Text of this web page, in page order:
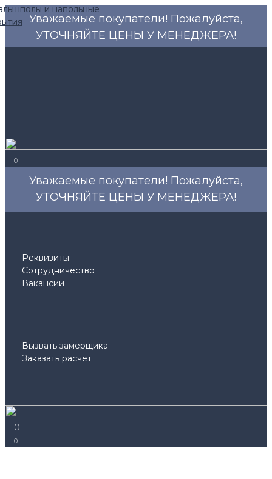
Уважаемые покупатели! Пожалуйста,
УТОЧНЯЙТЕ ЦЕНЫ У МЕНЕДЖЕРА!
0
Уважаемые покупатели! Пожалуйста,
УТОЧНЯЙТЕ ЦЕНЫ У МЕНЕДЖЕРА!
Реквизиты
Сотрудничество
Вакансии
Вызвать замерщика
Заказать расчет
0
0